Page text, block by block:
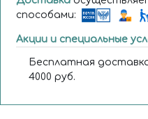
способами:
Акции и специальные
Бесплатная
4000 руб.